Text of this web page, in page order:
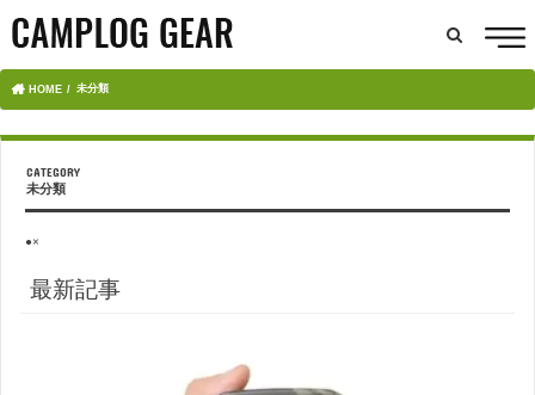
HOME 未分類
未分類
●×
最新記事